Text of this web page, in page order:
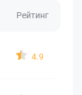
Рейтинг
4.9